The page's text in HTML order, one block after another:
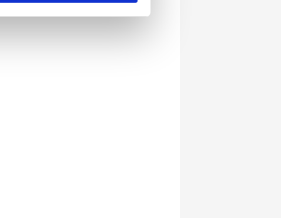
ve sitemizde ilgili